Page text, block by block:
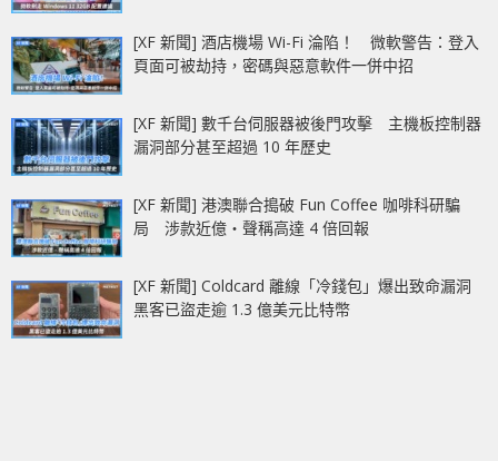
[XF 新聞] 酒店機場 Wi-Fi 淪陷！ 微軟警告：登入
頁面可被劫持，密碼與惡意軟件一併中招
[XF 新聞] 數千台伺服器被後門攻擊 主機板控制器
漏洞部分甚至超過 10 年歷史
[XF 新聞] 港澳聯合搗破 Fun Coffee 咖啡科研騙
局 涉款近億‧聲稱高達 4 倍回報
[XF 新聞] Coldcard 離線「冷錢包」爆出致命漏洞
黑客已盜走逾 1.3 億美元比特幣